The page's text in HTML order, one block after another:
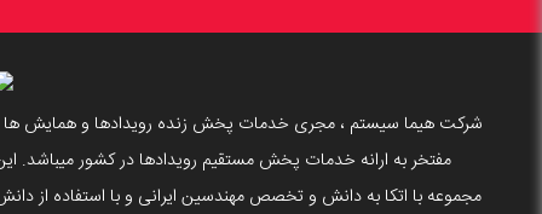
شرکت هیما سیستم ، مجری خدمات پخش زنده رویدادها و همایش ها
مفتخر به ارانه خدمات پخش مستقیم رویدادها در کشور میباشد.
مجموعه با اتکا به دانش و تخصص مهندسین ایرانی و با استفاده از